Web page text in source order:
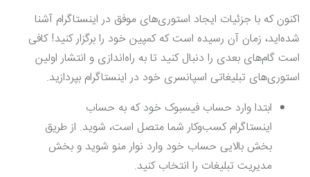
اکنون که با جزئیات ایجاد استوری‌های موفق در اینستاگرام آشنا
شده‌اید، زمان آن رسیده است که کمپین خود را برگزار کنید! کافی
است گام‌های بعدی را دنبال کنید تا به راه‌اندازی و انتشار اولین
استوری‌های تبلیغاتی اسپانسری خود در اینستاگرام بپردازید.
ابتدا وارد حساب فیسبوک خود که به حساب
اینستاگرام کسب‌وکار شما متصل است، شوید. از طریق
بخش بالایی حساب خود وارد نوار منو شوید و بخش
مدیریت تبلیغات را انتخاب کنید.